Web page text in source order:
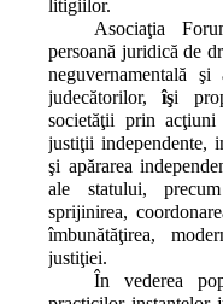
litigiilor.
Asociaţia
persoană juridică de
neguvernamentală
judecătorilor, îşi
societăţii prin
justiţii independente,
şi apărarea
ale statului,
sprijinirea,
îmbunătăţirea,
justiţiei.
În vederea